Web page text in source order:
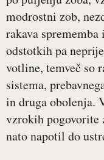
modrostni zob,
rakava
odstotkih pa
votline, temveč so
sistema,
in druga obolenja.
vzrokih pogovorite
nato napotil do